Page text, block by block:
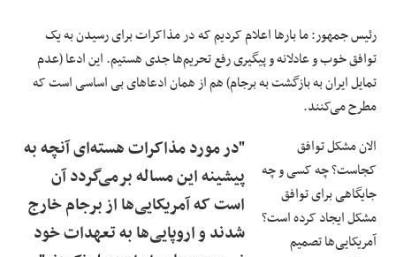
رئیس جمهور: ما بارها اعلام کردیم که در مذاکرات برای رسیدن به یک
توافق خوب و عادلانه و پیگیری رفع تحریم‌ها جدی هستیم. این ادعا (عدم
تمایل ایران به بازگشت به برجام) هم از همان ادعاهای بی اساسی است که
مطرح می‌کنند.
"در مورد مذاکرات هسته‌ای آنچه به
پیشینه این مساله برمی‌گردد آن
است که آمریکایی‌ها از برجام خارج
شدند و اروپایی‌ها به تعهدات خود
الان مشکل توافق
کجاست؟ چه کسی و چه
جایگاهی برای توافق
مشکل ایجاد کرده است؟
آمریکایی‌ها تصمیم